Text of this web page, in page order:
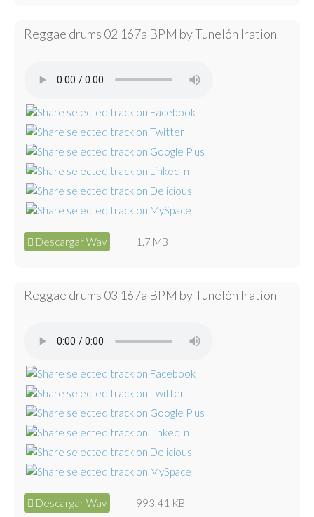
Reggae drums 02 167a BPM by Tunelón Iration
Descargar Wav 1.7 MB
Reggae drums 03 167a BPM by Tunelón Iration
Descargar Wav 993.41 KB